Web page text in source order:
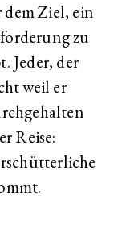
Ziel, ein
zu
Jeder, der
weil er
Reise: